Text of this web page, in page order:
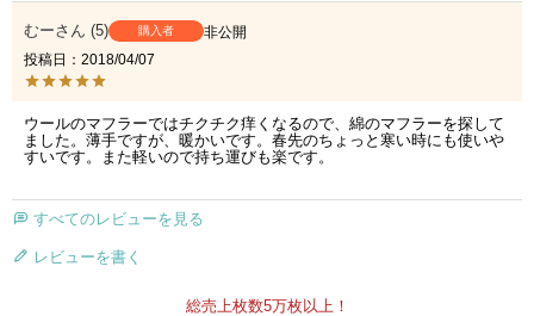
むー 5 購入者
非公開
投稿日
2018/04/07
ウールのマフラーではチクチク痒くなるので、綿のマフラーを探して
ました。薄手ですが、暖かいです。春先のちょっと寒い時にも使いや
すいです。また軽いので持ち運びも楽です。
すべてのレビューを見る
レビューを書く
総売上枚数5万枚以上！